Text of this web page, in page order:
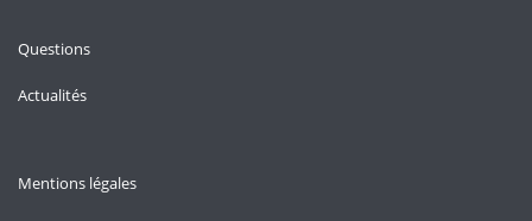
Questions
Actualités
Mentions légales